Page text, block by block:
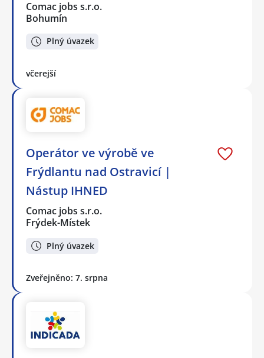
Comac jobs s.r.o.
Bohumín
Plný úvazek
včerejší
Operátor ve výrobě ve
Frýdlantu nad Ostravicí |
Nástup IHNED
Comac jobs s.r.o.
Frýdek-Místek
Plný úvazek
Zveřejněno: 7. srpna